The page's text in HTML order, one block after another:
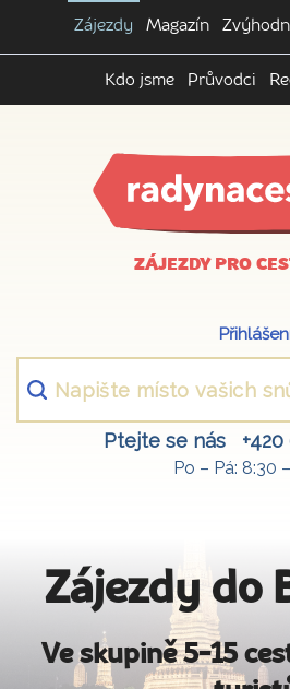
Zájezdy Magazín
Kdo jsme Průvodci
ZÁJEZDY PRO
Ptejte se nás
Po – Pá: 8:30
Zájezdy do
Ve skupině 5-15